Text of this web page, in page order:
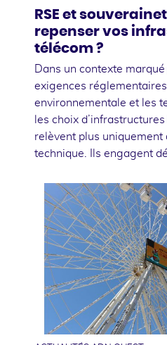
RSE et
repenser vos
télécom ?
Dans un contexte
exigences
environnementale et les
les choix
relèvent plus uniquement
technique. Ils engagent